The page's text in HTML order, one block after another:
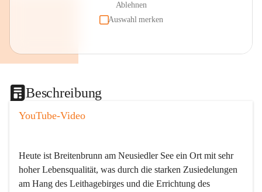
Ablehnen
Auswahl merken
Beschreibung
YouTube-Video
Heute ist Breitenbrunn am Neusiedler See ein Ort mit sehr
hoher Lebensqualität, was durch die starken Zusiedelungen
am Hang des Leithagebirges und die Errichtung des